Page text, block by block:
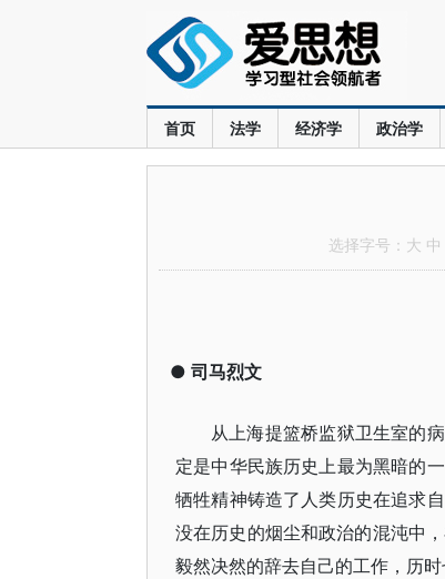
首页 法学 经济学 政治学
选择字号： 大 中
● 司马烈文
从上海提篮桥监狱卫生室的
定是中华民族历史上最为黑暗的
牺牲精神铸造了人类历史在追求
没在历史的烟尘和政治的混沌中
毅然决然的辞去自己的工作，历